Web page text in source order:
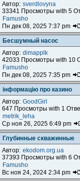
Автор: sverdlovyna
33341 Просмотры with 5
Famusho
Пн дек 08, 2025 7:37 pm
Бесшумный насос
Автор: dimapplk
42033 Просмотры with 10
Famusho
Пн дек 08, 2025 7:35 pm
інформацію про казино
Автор: GoodGirl
647 Просмотры with 1
metrik_leha
Ср ноя 26, 2025 6:49 pm
Глубинные скважинные
Автор: ekodom.org.ua
37393 Просмотры with 6
Famusho
Вс ноя 24, 2024 2:34 pm